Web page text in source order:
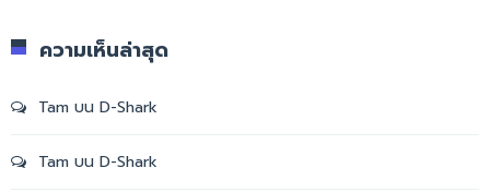
ความเห็นล่าสุด
Tam บน D-Shark
Tam บน D-Shark